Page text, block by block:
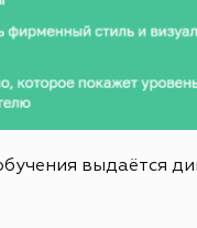
выдаётся